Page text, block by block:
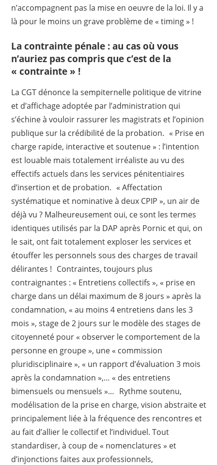
n’accompagnent pas la mise en oeuvre de la loi. Il y a
là pour le moins un grave problème de « timing » !
La contrainte pénale : au cas où vous
n’auriez pas compris que c’est de la
« contrainte » !
La CGT dénonce la sempiternelle politique de vitrine
et d’affichage adoptée par l’administration qui
s’échine à vouloir rassurer les magistrats et l’opinion
publique sur la crédibilité de la probation. « Prise en
charge rapide, interactive et soutenue » : l’intention
est louable mais totalement irréaliste au vu des
effectifs actuels dans les services pénitentiaires
d’insertion et de probation. « Affectation
systématique et nominative à deux CPIP », un air de
déjà vu ? Malheureusement oui, ce sont les termes
identiques utilisés par la DAP après Pornic et qui, on
le sait, ont fait totalement exploser les services et
étouffer les personnels sous des charges de travail
délirantes ! Contraintes, toujours plus
contraignantes : « Entretiens collectifs », « prise en
charge dans un délai maximum de 8 jours » après la
condamnation, « au moins 4 entretiens dans les 3
mois », stage de 2 jours sur le modèle des stages de
citoyenneté pour « observer le comportement de la
personne en groupe », une « commission
pluridisciplinaire », « un rapport d’évaluation 3 mois
après la condamnation »,… « des entretiens
bimensuels ou mensuels »… Rythme soutenu,
modélisation de la prise en charge, vision abstraite et
principalement liée à la fréquence des rencontres et
au fait d’allier le collectif et l’individuel. Tout
standardiser, à coup de « nomenclatures » et
d’injonctions faites aux professionnels,